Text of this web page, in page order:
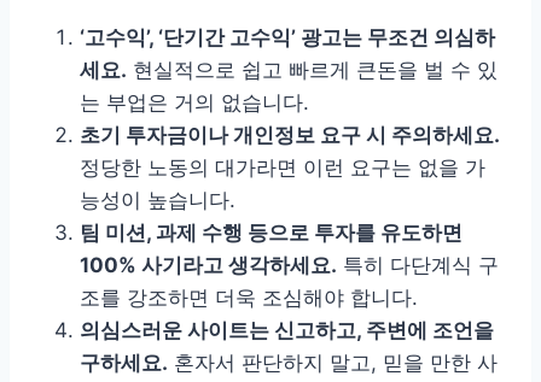
‘고수익’, ‘단기간 고수익’ 광고는 무조건 의심하
세요. 현실적으로 쉽고 빠르게 큰돈을 벌 수 있
는 부업은 거의 없습니다.
초기 투자금이나 개인정보 요구 시 주의하세요.
정당한 노동의 대가라면 이런 요구는 없을 가
능성이 높습니다.
팀 미션, 과제 수행 등으로 투자를 유도하면
100% 사기라고 생각하세요. 특히 다단계식 구
조를 강조하면 더욱 조심해야 합니다.
의심스러운 사이트는 신고하고, 주변에 조언을
구하세요. 혼자서 판단하지 말고, 믿을 만한 사